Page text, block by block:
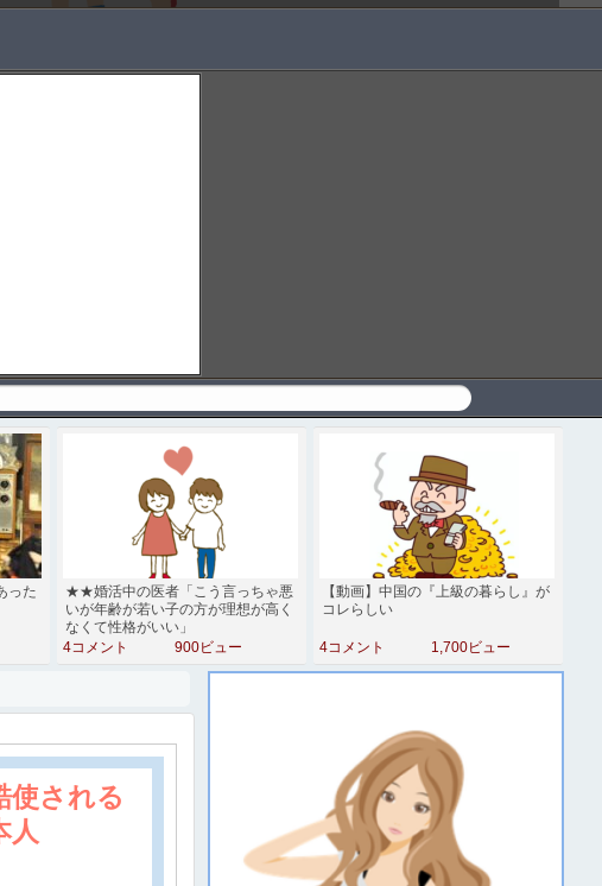
った
★★婚活中の医者「こう言っちゃ悪
いが年齢が若い子の方が理想が高く
なくて性格がいい」
4コメント
900ビュー
【動画】中国の『上級の暮らし』が
コレらしい
4コメント 1,700ビュー
使される
人